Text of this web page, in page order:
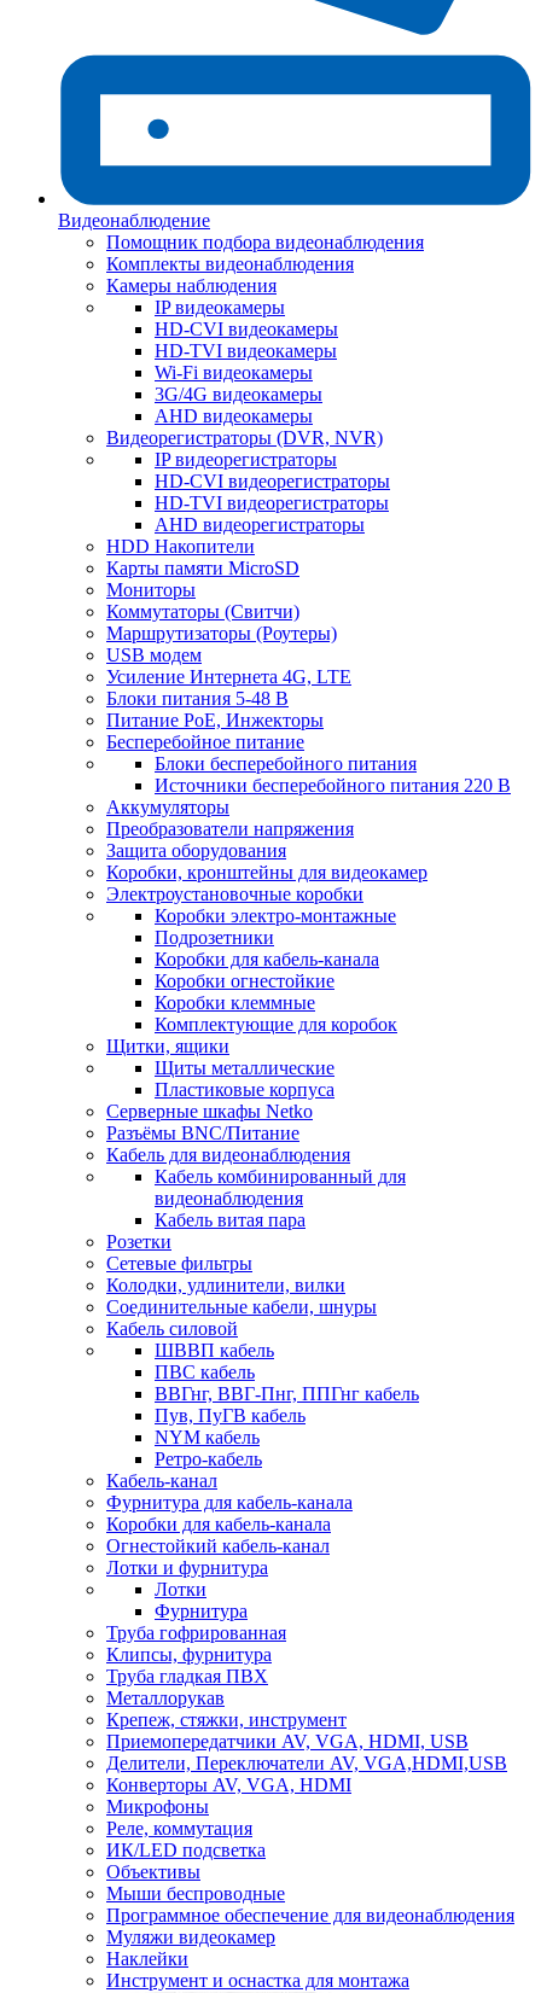
Видеонаблюдение
Помощник подбора видеонаблюдения
Комплекты видеонаблюдения
Камеры наблюдения
IP видеокамеры
HD-CVI видеокамеры
HD-TVI видеокамеры
Wi-Fi видеокамеры
3G/4G видеокамеры
AHD видеокамеры
Видеорегистраторы (DVR, NVR)
IP видеорегистраторы
HD-CVI видеорегистраторы
HD-TVI видеорегистраторы
AHD видеорегистраторы
HDD Накопители
Карты памяти MicroSD
Мониторы
Коммутаторы (Свитчи)
Маршрутизаторы (Роутеры)
USB модем
Усиление Интернета 4G, LTE
Блоки питания 5-48 В
Питание PoE, Инжекторы
Бесперебойное питание
Блоки бесперебойного питания
Источники бесперебойного питания 220 В
Аккумуляторы
Преобразователи напряжения
Защита оборудования
Коробки, кронштейны для видеокамер
Электроустановочные коробки
Коробки электро-монтажные
Подрозетники
Коробки для кабель-канала
Коробки огнестойкие
Коробки клеммные
Комплектующие для коробок
Щитки, ящики
Щиты металлические
Пластиковые корпуса
Серверные шкафы Netko
Разъёмы BNC/Питание
Кабель для видеонаблюдения
Кабель комбинированный для
видеонаблюдения
Кабель витая пара
Розетки
Сетевые фильтры
Колодки, удлинители, вилки
Соединительные кабели, шнуры
Кабель силовой
ШВВП кабель
ПВС кабель
ВВГнг, ВВГ-Пнг, ППГнг кабель
Пув, ПуГВ кабель
NYM кабель
Ретро-кабель
Кабель-канал
Фурнитура для кабель-канала
Коробки для кабель-канала
Огнестойкий кабель-канал
Лотки и фурнитура
Лотки
Фурнитура
Труба гофрированная
Клипсы, фурнитура
Труба гладкая ПВХ
Металлорукав
Крепеж, стяжки, инструмент
Приемопередатчики AV, VGA, HDMI, USB
Делители, Переключатели AV, VGA,HDMI,USB
Конверторы AV, VGA, HDMI
Микрофоны
Реле, коммутация
ИК/LED подсветка
Объективы
Мыши беспроводные
Программное обеспечение для видеонаблюдения
Муляжи видеокамер
Наклейки
Инструмент и оснастка для монтажа